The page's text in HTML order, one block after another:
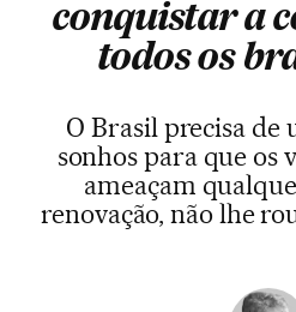
conquistar a
todos os
O Brasil precisa de
sonhos para que os
ameaçam
renovação, não lhe